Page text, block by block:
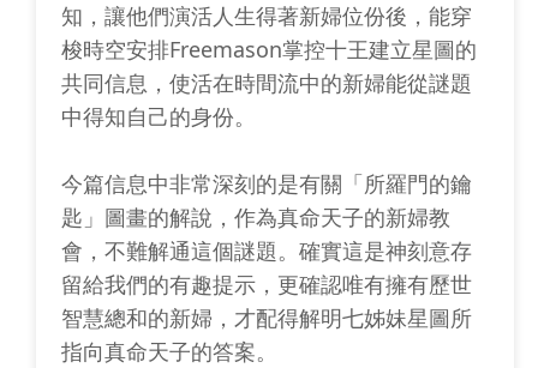
知，讓他們演活人生得著新婦位份後，能穿
梭時空安排Freemason掌控十王建立星圖的
共同信息，使活在時間流中的新婦能從謎題
中得知自己的身份。
今篇信息中非常深刻的是有關「所羅門的鑰
匙」圖畫的解說，作為真命天子的新婦教
會，不難解通這個謎題。確實這是神刻意存
留給我們的有趣提示，更確認唯有擁有歷世
智慧總和的新婦，才配得解明七姊妹星圖所
指向真命天子的答案。